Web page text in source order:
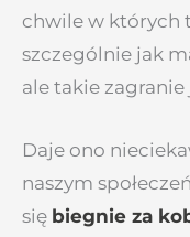
chwile w których
szczególnie jak
ale takie
Daje ono
naszym
się biegnie za